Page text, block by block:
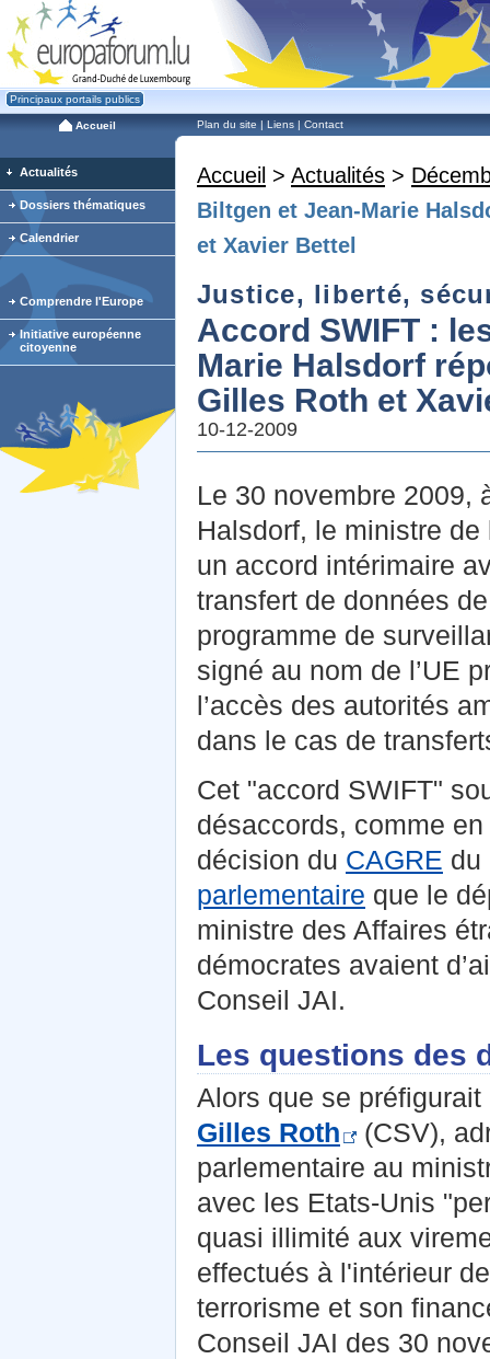
Principaux portails publics
Accueil Plan du site | Liens | Contact
Accueil > Actualités >
Biltgen et Jean-Marie
et Xavier Bettel
Justice, liberté,
Accord SWIFT :
Marie Halsdorf
Gilles Roth et
10-12-2009
Le 30 novembre 2009,
Halsdorf, le ministre de
un accord intérimaire
transfert de données
programme de
signé au nom de l’UE
l’accès des autorités
dans le cas de
Cet "accord SWIFT"
désaccords, comme
décision du CAGRE du
parlementaire que le
ministre des Affaires
démocrates avaient
Conseil JAI.
Les questions des
Alors que se
Gilles Roth
(CSV),
parlementaire au
avec les Etats-Unis
quasi illimité aux
effectués à l'intérieur
terrorisme et son
Conseil JAI des 30
Actualités
Dossiers thématiques
Calendrier
Comprendre l'Europe
Initiative européenne
citoyenne